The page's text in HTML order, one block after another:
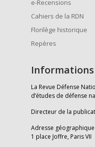
e-Recensions
Cahiers de la RDN
Florilège historique
Repères
Informations
La Revue Défense
d’études de défense
Directeur de la
Adresse
1 place Joffre, Paris VII